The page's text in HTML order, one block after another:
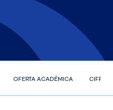
OFERTA ACADÉMICA CIFRAS